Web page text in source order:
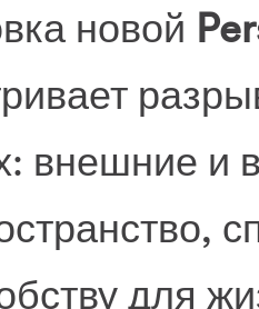
новой
внешние и
для